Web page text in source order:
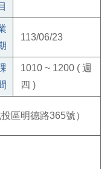
113/06/23
1010 ~ 1200 ( 週
四 )
區明德路365號）